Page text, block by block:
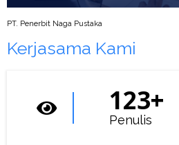
PT. Penerbit Naga Pustaka
Kerjasama Kami
172+
Penulis